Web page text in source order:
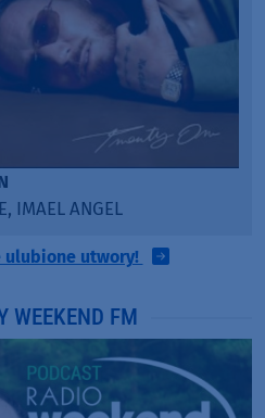
ulubione utwory!
WEEKEND FM